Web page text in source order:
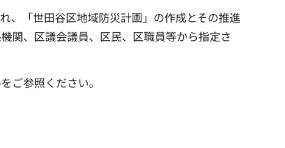
、「世田谷区地域防災計画」の作成とその推進
関、区議会議員、区民、区職員等から指定さ
ご参照ください。